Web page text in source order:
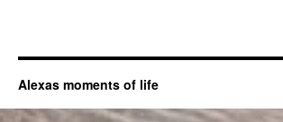
Alexas moments of life